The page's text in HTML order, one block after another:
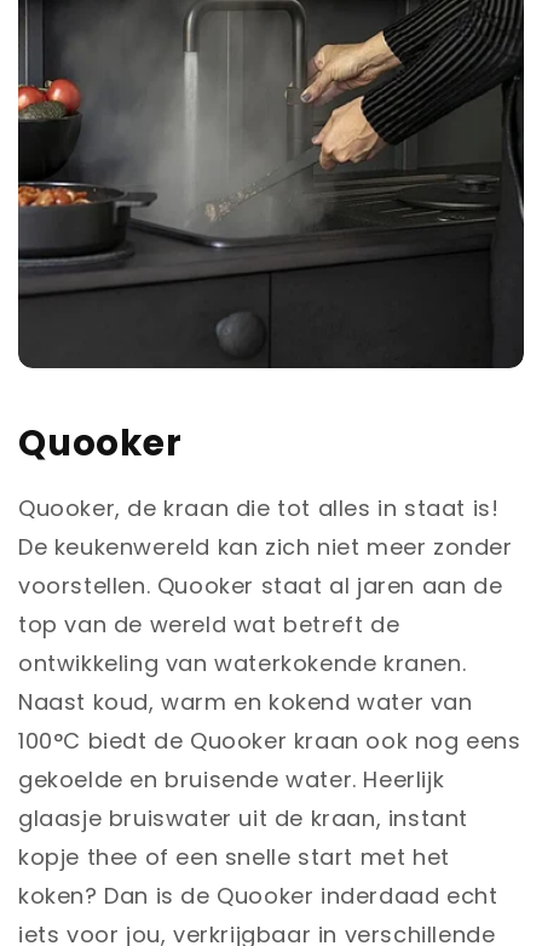
Quooker
Quooker, de kraan die tot alles in staat is!
De keukenwereld kan zich niet meer zonder
voorstellen. Quooker staat al jaren aan de
top van de wereld wat betreft de
ontwikkeling van waterkokende kranen.
Naast koud, warm en kokend water van
100°C biedt de Quooker kraan ook nog eens
gekoelde en bruisende water. Heerlijk
glaasje bruiswater uit de kraan, instant
kopje thee of een snelle start met het
koken? Dan is de Quooker inderdaad echt
iets voor jou, verkrijgbaar in verschillende